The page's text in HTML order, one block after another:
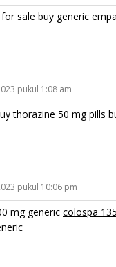
sale buy generic
pukul 1:08 am
thorazine 50 mg pills
pukul 10:06 pm
mg generic colospa